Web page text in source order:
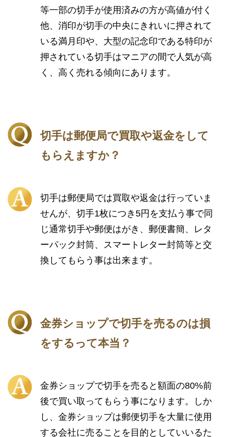
等一部の切手が使用済みの方が高値が付く
他、消印が切手の中央にきれいに押されて
いる満月印や、大型の記念印である特印が
押されている切手はマニアの間で人気が高
く、高く売れる傾向にあります。
切手は郵便局で買取や返金をして
もらえますか？
切手は郵便局では買取や返金は行っていま
せんが、切手1枚につき5円を支払う事で同
じ通常切手や郵便はがき、郵便書簡、レタ
ーパック封筒、スマートレター封筒等と交
換してもらう事は出来ます。
金券ショップで切手を売るのは損
をするって本当？
金券ショップで切手を売ると額面の80%前
後で買い取ってもらう事になります。しか
し、金券ショップは郵便切手を大量に使用
する会社に売ることを目的としていいるた